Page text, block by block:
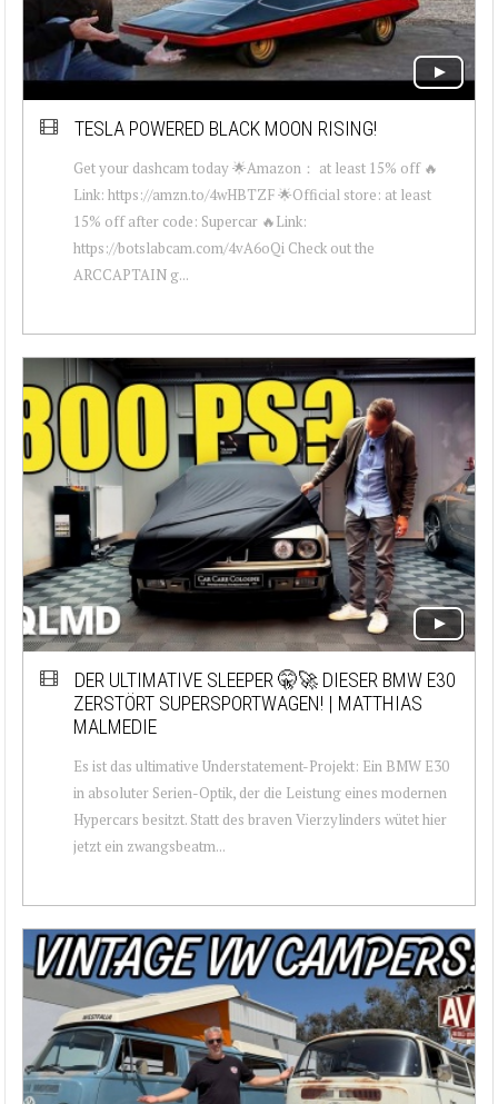
TESLA POWERED BLACK MOON RISING!
Get your dashcam today 🌟Amazon： at least 15% off 🔥
Link: https://amzn.to/4wHBTZF 🌟Official store: at least
15% off after code: Supercar 🔥Link:
https://botslabcam.com/4vA6oQi Check out the
ARCCAPTAIN g...
DER ULTIMATIVE SLEEPER 🤫🚀 DIESER BMW E30
ZERSTÖRT SUPERSPORTWAGEN! | MATTHIAS
MALMEDIE
Es ist das ultimative Understatement-Projekt: Ein BMW E30
in absoluter Serien-Optik, der die Leistung eines modernen
Hypercars besitzt. Statt des braven Vierzylinders wütet hier
jetzt ein zwangsbeatm...